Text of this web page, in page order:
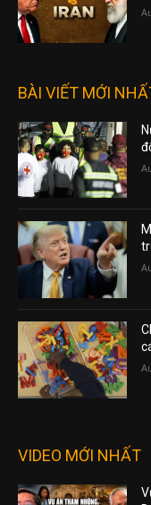
BÀI VIẾT MỚI
VIDEO MỚI NHẤT